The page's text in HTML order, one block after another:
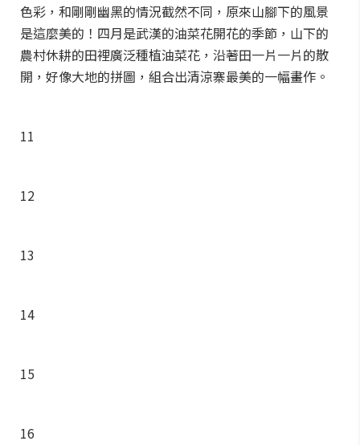
色彩，和剛剛幽黑的情況截然不同，原來山腳下的風景
是這麼美的！四月是武漢的油菜花開花的季節，山下的
農村休耕的田裡廣泛種植油菜花，沿著田一片一片的散
開，好像大地的拼圖，組合出清涼寨最美的一幅畫作。
11
12
13
14
15
16